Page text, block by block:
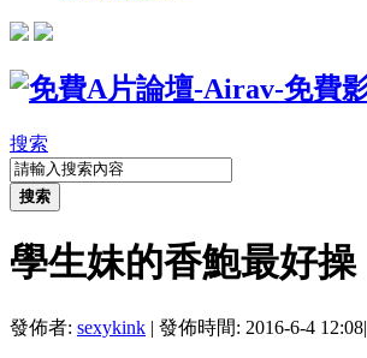
搜索
搜索
學生妹的香鮑最好操
發佈者: sexykink | 發佈時間: 2016-6-4 12:08|